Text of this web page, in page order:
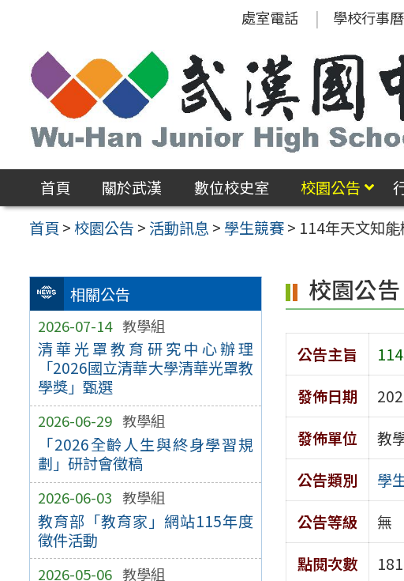
區
處室電話 學校行事曆
首頁 關於武漢 數位校史室 校園公告
首頁 >校園公告 > 活動訊息 > 學生競賽> 114年天文知
相關公告
2026-07-14 教學組
清華光罩教育研究中心辦理
「2026國立清華大學清華光罩教
學獎」甄選
2026-06-29 教學組
「2026全齡人生與終身學習規
劃」研討會徵稿
2026-06-03 教學組
教育部「教育家」網站115年度
徵件活動
2026-05-06 教學組
校園公告
公告主旨
發佈日期
發佈單位
教
公告類別
學
公告等級
無
點閱次數
181